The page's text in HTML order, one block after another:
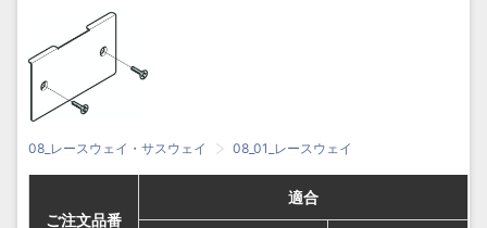
08_レースウェイ・サスウェイ 08_01_レースウェイ
ご注文品番
適合
ご注文品番
適合
ご注文品番
適合
ご注文品番
適合